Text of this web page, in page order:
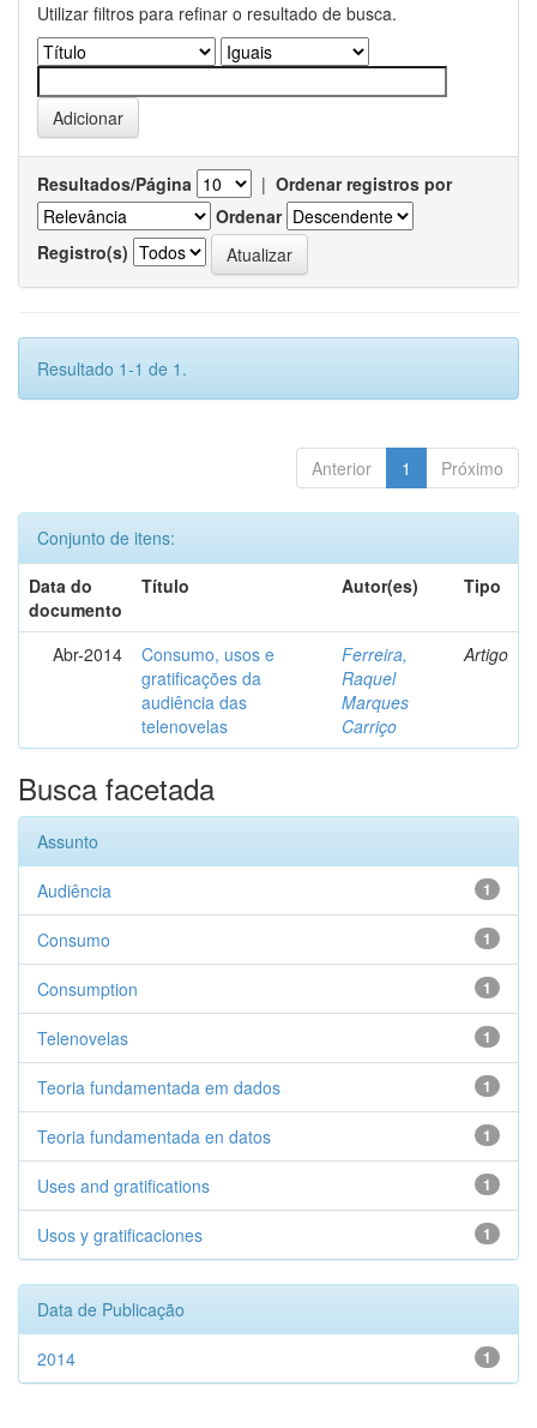
Utilizar filtros para refinar o resultado de busca.
Resultados/Página | Ordenar registros por
Ordenar
Registro(s)
Resultado 1-1 de 1.
Anterior 1 Próximo
Conjunto de itens:
Data do
documento
Título Autor(es) Tipo
Abr-2014
Consumo, usos e
gratificações da
audiência das
telenovelas
Ferreira,
Raquel
Marques
Carriço
Artigo
Busca facetada
Assunto
1
Audiência
1
Consumo
1
Consumption
1
Telenovelas
1
Teoria fundamentada em dados
1
Teoria fundamentada en datos
1
Uses and gratifications
1
Usos y gratificaciones
Data de Publicação
1
2014